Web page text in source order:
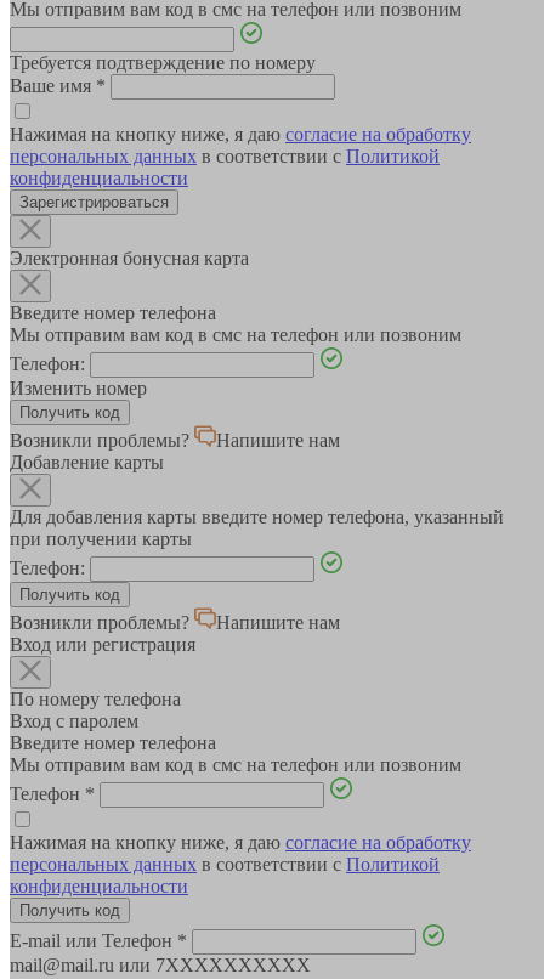
Мы отправим вам код в смс на телефон или позвоним
Требуется подтверждение по номеру
Ваше имя *
Нажимая на кнопку ниже, я даю согласие на обработку
персональных данных в соответствии с Политикой
конфиденциальности
Зарегистрироваться
Электронная бонусная карта
Введите номер телефона
Мы отправим вам код в смс на телефон или позвоним
Телефон:
Изменить номер
Возникли проблемы?
Напишите нам
Добавление карты
Для добавления карты введите номер телефона, указанный
при получении карты
Телефон:
Возникли проблемы?
Напишите нам
Вход или регистрация
По номеру телефона
Вход с паролем
Введите номер телефона
Мы отправим вам код в смс на телефон или позвоним
Телефон *
Нажимая на кнопку ниже, я даю согласие на обработку
персональных данных в соответствии с Политикой
конфиденциальности
E-mail или Телефон *
mail@mail.ru или 7XXXXXXXXXX